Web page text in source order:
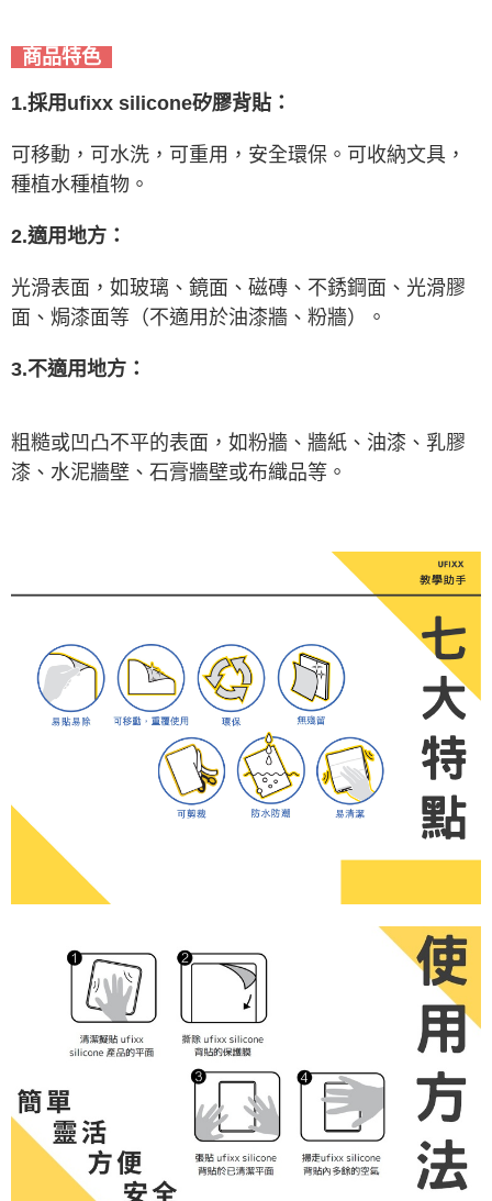
商品特色
1.採用ufixx silicone矽膠背貼：
可移動，可水洗，可重用，安全環保。可收納文具，
種植水種植物。
2.適用地方：
光滑表面，如玻璃、鏡面、磁磚、不銹鋼面、光滑膠
面、焗漆面等（不適用於油漆牆、粉牆）。
3.不適用地方：
粗糙或凹凸不平的表面，如粉牆、牆紙、油漆、乳膠
漆、水泥牆壁、石膏牆壁或布織品等。